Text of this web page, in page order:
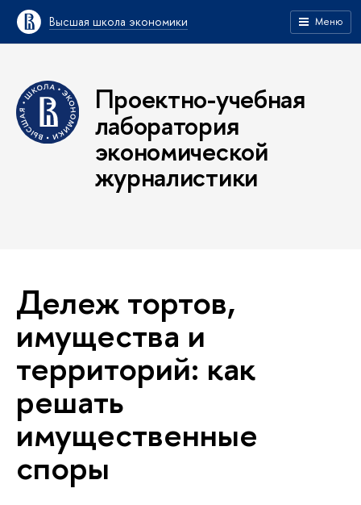
Высшая школа экономики Меню
Проектно-учебная
лаборатория
экономической
журналистики
Дележ тортов,
имущества и
территорий: как
решать
имущественные
споры